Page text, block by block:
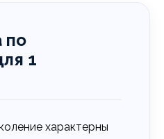
по
1
характерны